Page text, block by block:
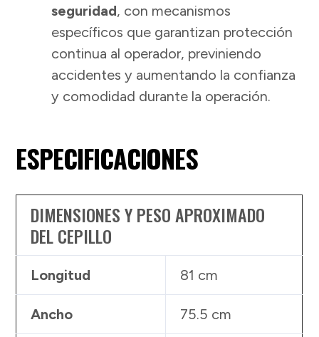
seguridad, con mecanismos
específicos que garantizan protección
continua al operador, previniendo
accidentes y aumentando la confianza
y comodidad durante la operación.
ESPECIFICACIONES
DIMENSIONES Y PESO APROXIMADO
DEL CEPILLO
Longitud 81 cm
Ancho 75.5 cm